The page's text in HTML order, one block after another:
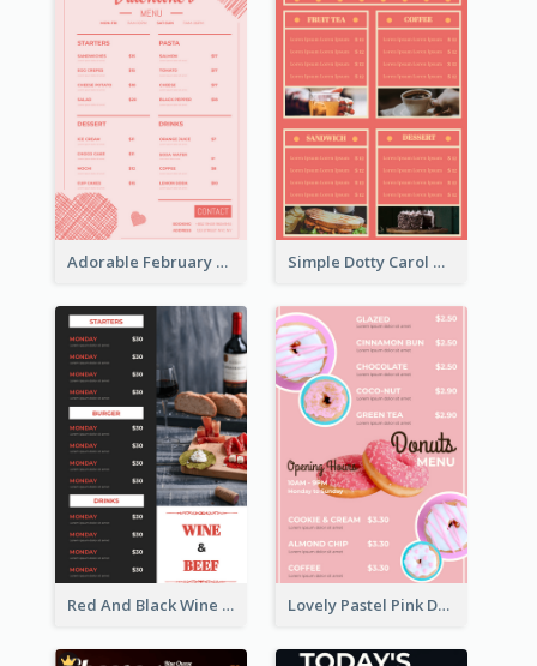
Adorable February Seasonal Menu Design Ideas Simple Dotty Carol New Year Menu Design Idea
Red And Black Wine Restaurant Menu Lovely Pastel Pink Donut Design Template